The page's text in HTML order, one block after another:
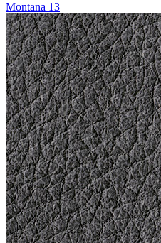
Montana 13